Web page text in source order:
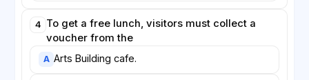
4 To get a free lunch, visitors must collect a
voucher from the
A Arts Building cafe.